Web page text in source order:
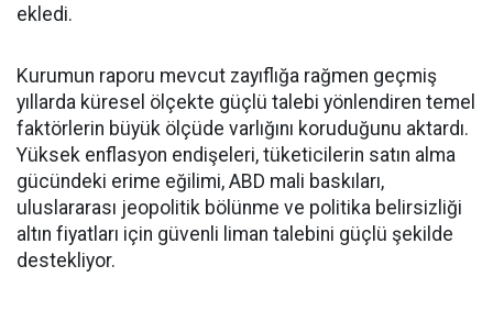
ekledi.
Kurumun raporu mevcut zayıflığa rağmen geçmiş
yıllarda küresel ölçekte güçlü talebi yönlendiren temel
faktörlerin büyük ölçüde varlığını koruduğunu aktardı.
Yüksek enflasyon endişeleri, tüketicilerin satın alma
gücündeki erime eğilimi, ABD mali baskıları,
uluslararası jeopolitik bölünme ve politika belirsizliği
altın fiyatları için güvenli liman talebini güçlü şekilde
destekliyor.